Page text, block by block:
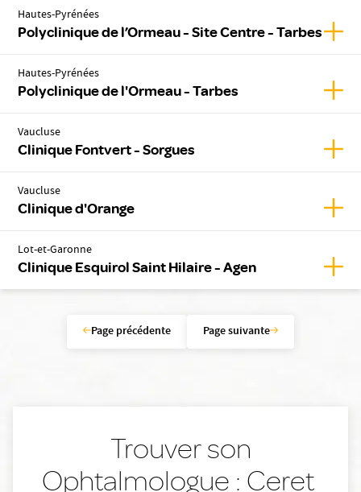
Hautes-Pyrénées
Polyclinique de l’Ormeau - Site Centre - Tarbes
Hautes-Pyrénées
Polyclinique de l'Ormeau - Tarbes
Vaucluse
Clinique Fontvert - Sorgues
Vaucluse
Clinique d'Orange
Lot-et-Garonne
Clinique Esquirol Saint Hilaire - Agen
Page précédente Page suivante
Trouver son
Ophtalmologue : Ceret